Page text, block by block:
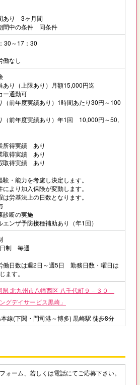
あり 3ヶ月間
間中の条件 同条件
30～17：30
働なし
あり（上限あり）月額15,000円迄
ー通勤可
（前年度実績あり）1時間あたり30円～100
（前年度実績あり）年1回 10,000円～50,
所得実績 あり
取得実績 あり
取得実績 あり
・能力を考慮し決定します。
より加入保険が変動します。
労基法上の日数となります。
診断の実施
エンザ予防接種補助あり（年1回）
制 毎週
働日数は週2日～週5日 勤務日数・曜日は
ます。
県 北九州市八幡西区 八千代町９－３０
グデイサービス黒崎」
線(下関・門司港～博多) 黒崎駅 徒歩8分
ォーム、若しくは電話にてご応募下さい。